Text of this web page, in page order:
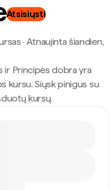
Atsisiųsti
· Atnaujinta šiandien,
ir Principės dobra yra
kursu. Siųsk pinigus su
kursų.